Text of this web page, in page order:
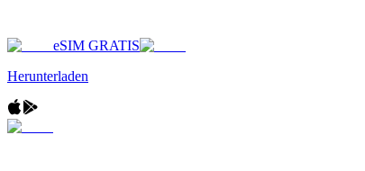
eSIM GRATIS
Herunterladen